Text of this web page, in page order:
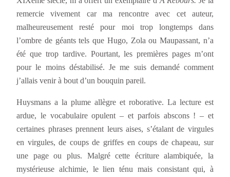
remercie vivement car ma rencontre avec cet auteur,
malheureusement resté pour moi trop longtemps dans
l’ombre de géants tels que Hugo, Zola ou Maupassant, n’a
été que trop tardive. Pourtant, les premières pages m’ont
pour le moins déstabilisé. Je me suis demandé comment
j’allais venir à bout d’un bouquin pareil.
Huysmans a la plume allègre et roborative. La lecture est
ardue, le vocabulaire opulent – et parfois abscons ! – et
certaines phrases prennent leurs aises, s’étalant de virgules
en virgules, de coups de griffes en coups de chapeau, sur
une page ou plus. Malgré cette écriture alambiquée, la
mystérieuse alchimie, le lien ténu mais consistant qui, à